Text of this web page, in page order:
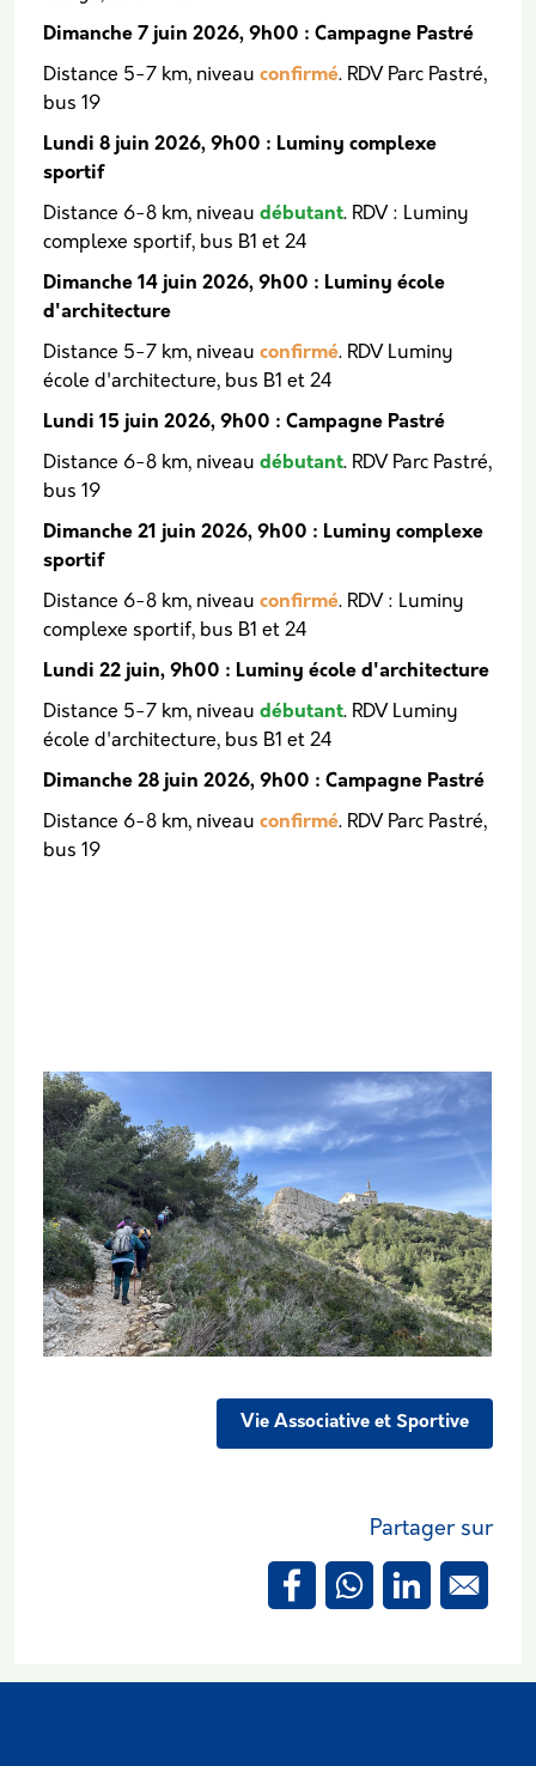
Dimanche 7 juin 2026, 9h00 : Campagne Pastré
Distance 5-7 km, niveau confirmé. RDV Parc Pastré,
bus 19
Lundi 8 juin 2026, 9h00 : Luminy complexe
sportif
Distance 6-8 km, niveau débutant. RDV : Luminy
complexe sportif, bus B1 et 24
Dimanche 14 juin 2026, 9h00 : Luminy école
d'architecture
Distance 5-7 km, niveau confirmé. RDV Luminy
école d'architecture, bus B1 et 24
Lundi 15 juin 2026, 9h00 : Campagne Pastré
Distance 6-8 km, niveau débutant. RDV Parc Pastré,
bus 19
Dimanche 21 juin 2026, 9h00 : Luminy complexe
sportif
Distance 6-8 km, niveau confirmé. RDV : Luminy
complexe sportif, bus B1 et 24
Lundi 22 juin, 9h00 : Luminy école d'architecture
Distance 5-7 km, niveau débutant. RDV Luminy
école d'architecture, bus B1 et 24
Dimanche 28 juin 2026, 9h00 : Campagne Pastré
Distance 6-8 km, niveau confirmé. RDV Parc Pastré,
bus 19
Vignette
Vie Associative et Sportive
Partager sur